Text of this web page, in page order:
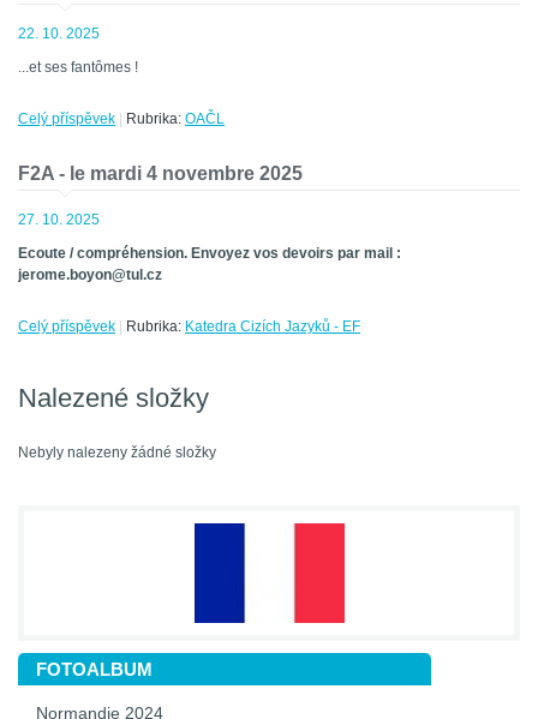
22. 10. 2025
...et ses fantômes !
Celý příspěvek Rubrika: OAČL
F2A - le mardi 4 novembre 2025
27. 10. 2025
Ecoute / compréhension. Envoyez vos devoirs par mail :
jerome.boyon@tul.cz
Celý příspěvek Rubrika: Katedra Cizích Jazyků - EF
Nalezené složky
Nebyly nalezeny žádné složky
FOTOALBUM
Normandie 2024